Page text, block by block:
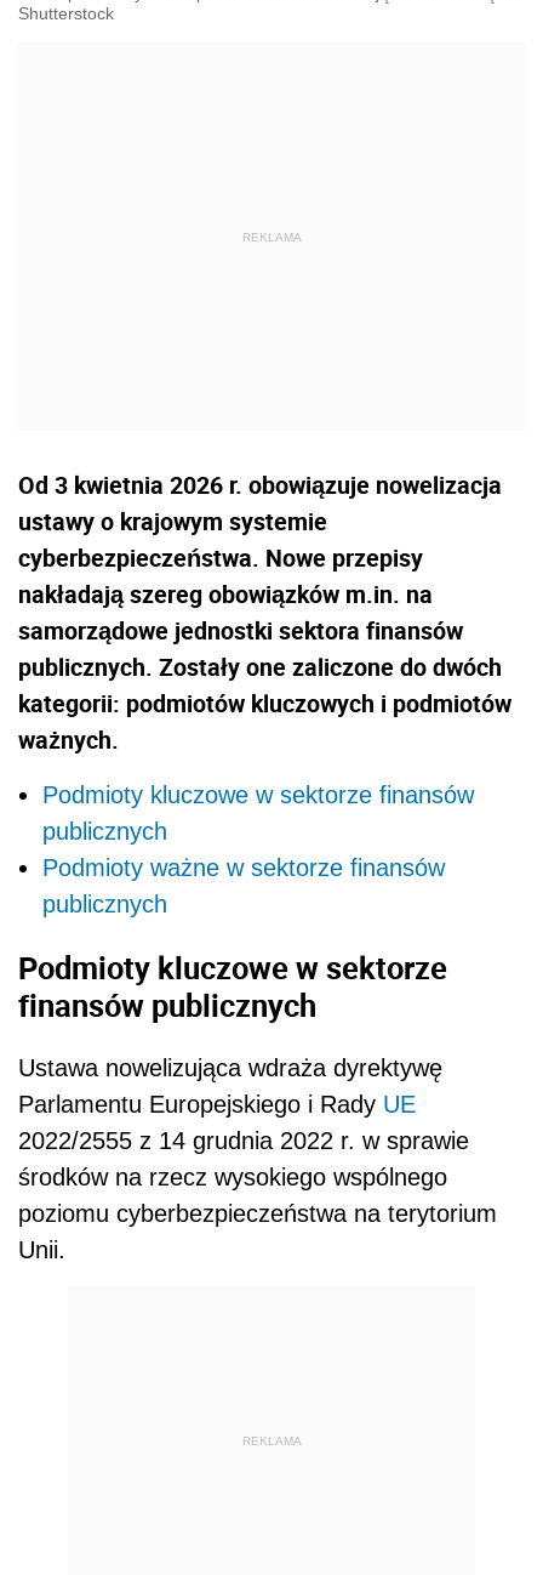
Shutterstock
Od 3 kwietnia 2026 r. obowiązuje nowelizacja
ustawy o krajowym systemie
cyberbezpieczeństwa. Nowe przepisy
nakładają szereg obowiązków m.in. na
samorządowe jednostki sektora finansów
publicznych. Zostały one zaliczone do dwóch
kategorii: podmiotów kluczowych i podmiotów
ważnych.
Podmioty kluczowe w sektorze finansów
publicznych
Podmioty ważne w sektorze finansów
publicznych
Podmioty kluczowe w sektorze
finansów publicznych
Ustawa nowelizująca wdraża dyrektywę
Parlamentu Europejskiego i Rady UE
2022/2555 z 14 grudnia 2022 r. w sprawie
środków na rzecz wysokiego wspólnego
poziomu cyberbezpieczeństwa na terytorium
Unii.
REKLAMA